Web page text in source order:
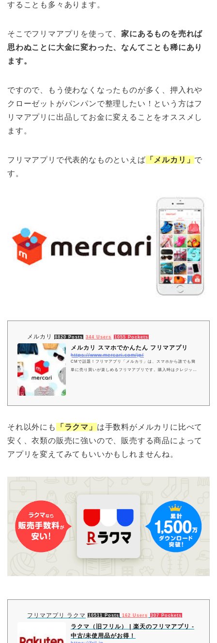
することも多々あります。
そこでフリマアプリを使って、家にあるものを売れば
思わぬことに大金に変わった、なんてことも稀にあり
ます。
ですので、もう使わなくなったものが多く、押入れや
クローゼットがパンパンで整理したい！という方はフ
リマアプリに出品してお金に変えることをオススメし
ます。
フリマアプリで代表的なものといえば 「メルカリ」 で
す。
メルカリ 8820 Posts 344 Users 1055 Pockets
メルカリ スマホでかんたん フリマアプリ
https://www.mercari.com/jp/
CMで話題！フリマアプリ「メルカリ」は、スマホから誰でも簡
単に売り買いが楽しめるフリマアプリです。購入時はクレジット
それ以外にも 「ラクマ」 は手数料がメルカリに比べて
安く、衣類の販売に強いので、販売する商品によって
アプリを変えてみてもいいかもしれませんね。
フリマアプリ ラクマ 10511 Posts 162 Users 307 Pockets
ラクマ（旧フリル） | 楽天のフリマアプリ -
中古/未使用品がお得！